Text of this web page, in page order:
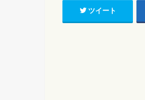
ツイート